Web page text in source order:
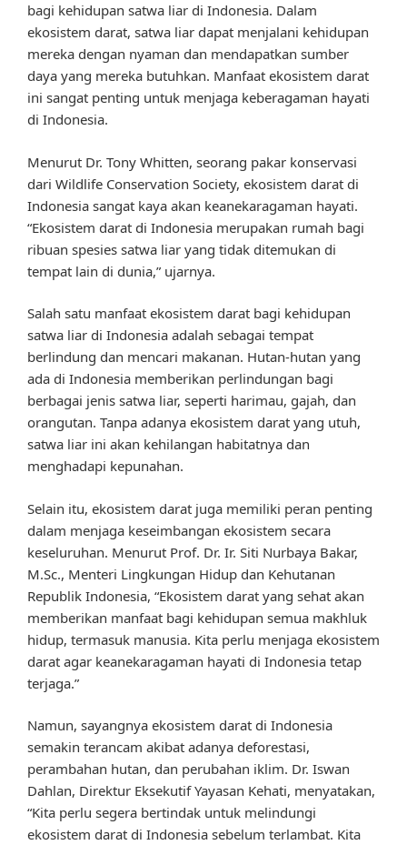
bagi kehidupan satwa liar di Indonesia. Dalam
ekosistem darat, satwa liar dapat menjalani kehidupan
mereka dengan nyaman dan mendapatkan sumber
daya yang mereka butuhkan. Manfaat ekosistem darat
ini sangat penting untuk menjaga keberagaman hayati
di Indonesia.
Menurut Dr. Tony Whitten, seorang pakar konservasi
dari Wildlife Conservation Society, ekosistem darat di
Indonesia sangat kaya akan keanekaragaman hayati.
“Ekosistem darat di Indonesia merupakan rumah bagi
ribuan spesies satwa liar yang tidak ditemukan di
tempat lain di dunia,” ujarnya.
Salah satu manfaat ekosistem darat bagi kehidupan
satwa liar di Indonesia adalah sebagai tempat
berlindung dan mencari makanan. Hutan-hutan yang
ada di Indonesia memberikan perlindungan bagi
berbagai jenis satwa liar, seperti harimau, gajah, dan
orangutan. Tanpa adanya ekosistem darat yang utuh,
satwa liar ini akan kehilangan habitatnya dan
menghadapi kepunahan.
Selain itu, ekosistem darat juga memiliki peran penting
dalam menjaga keseimbangan ekosistem secara
keseluruhan. Menurut Prof. Dr. Ir. Siti Nurbaya Bakar,
M.Sc., Menteri Lingkungan Hidup dan Kehutanan
Republik Indonesia, “Ekosistem darat yang sehat akan
memberikan manfaat bagi kehidupan semua makhluk
hidup, termasuk manusia. Kita perlu menjaga ekosistem
darat agar keanekaragaman hayati di Indonesia tetap
terjaga.”
Namun, sayangnya ekosistem darat di Indonesia
semakin terancam akibat adanya deforestasi,
perambahan hutan, dan perubahan iklim. Dr. Iswan
Dahlan, Direktur Eksekutif Yayasan Kehati, menyatakan,
“Kita perlu segera bertindak untuk melindungi
ekosistem darat di Indonesia sebelum terlambat. Kita